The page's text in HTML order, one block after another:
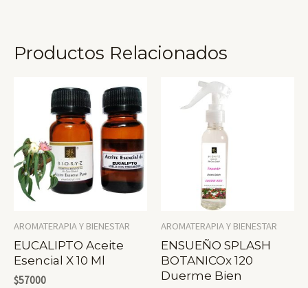
Productos Relacionados
AROMATERAPIA Y BIENESTAR
EUCALIPTO Aceite
Esencial X 10 Ml
$57000
AROMATERAPIA Y BIENESTAR
ENSUEÑO SPLASH
BOTANICOx 120
Duerme Bien